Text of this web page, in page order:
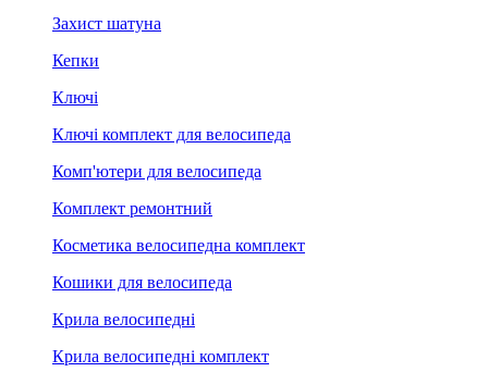
Захист шатуна
Кепки
Ключі
Ключі комплект для велосипеда
Комп'ютери для велосипеда
Комплект ремонтний
Косметика велосипедна комплект
Кошики для велосипеда
Крила велосипедні
Крила велосипедні комплект